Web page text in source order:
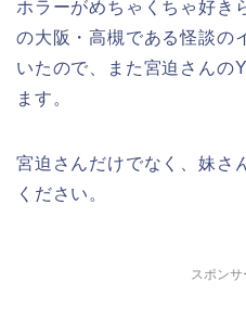
ホラーがめちゃくちゃ好き
の大阪・高槻である怪談の
いたので、また宮迫さんの
ます。
宮迫さんだけでなく、妹さ
ください。
スポンサ